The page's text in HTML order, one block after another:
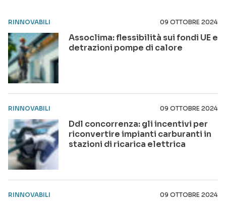
RINNOVABILI 09 OTTOBRE 2024
Assoclima: flessibilità sui fondi UE e
detrazioni pompe di calore
RINNOVABILI 09 OTTOBRE 2024
Ddl concorrenza: gli incentivi per
riconvertire impianti carburanti in
stazioni di ricarica elettrica
RINNOVABILI 09 OTTOBRE 2024